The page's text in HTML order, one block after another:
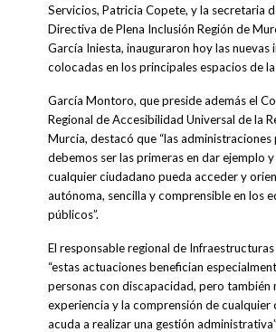
Servicios, Patricia Copete, y la secretaria
Directiva de Plena Inclusión Región de
García Iniesta, inauguraron hoy las nuevas
colocadas en los principales espacios de
García Montoro, que preside además el
Regional de Accesibilidad Universal de la
Murcia, destacó que “las administraciones
debemos ser las primeras en dar ejemplo
cualquier ciudadano pueda acceder y
autónoma, sencilla y comprensible en los
públicos”.
El responsable regional de
“estas actuaciones benefician
personas con discapacidad, pero también
experiencia y la comprensión de cualquier
acuda a realizar una gestión